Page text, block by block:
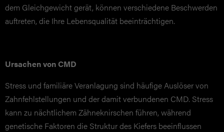
TERMIN VEREINBAREN
KONTAKT
ANERKENNUNG
dem Gleichgewicht gerät, können verschiedene Beschwerden
auftreten, die Ihre Lebensqualität beeinträchtigen.
Ursachen von CMD
Stress und familiäre Veranlagung sind häufige Auslöser von
Zahnfehlstellungen und der damit verbundenen CMD. Stress
kann zu nächtlichem Zähneknirschen führen, während
genetische Faktoren die Struktur des Kiefers beeinflussen